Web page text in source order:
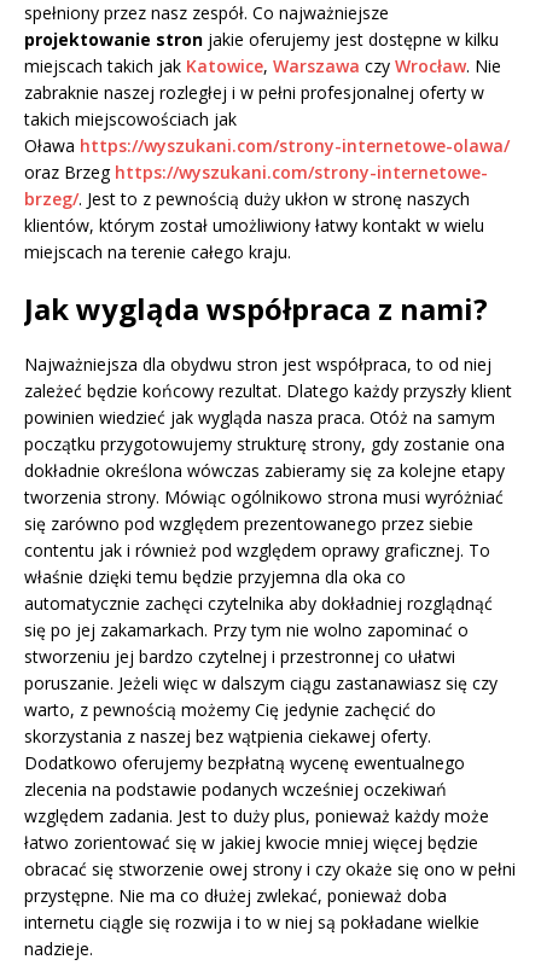
spełniony przez nasz zespół. Co najważniejsze
projektowanie stron jakie oferujemy jest dostępne w kilku
miejscach takich jak Katowice, Warszawa czy Wrocław. Nie
zabraknie naszej rozległej i w pełni profesjonalnej oferty w
takich miejscowościach jak
Oława https://wyszukani.com/strony-internetowe-olawa/
oraz Brzeg https://wyszukani.com/strony-internetowe-
brzeg/. Jest to z pewnością duży ukłon w stronę naszych
klientów, którym został umożliwiony łatwy kontakt w wielu
miejscach na terenie całego kraju.
Jak wygląda współpraca z nami?
Najważniejsza dla obydwu stron jest współpraca, to od niej
zależeć będzie końcowy rezultat. Dlatego każdy przyszły klient
powinien wiedzieć jak wygląda nasza praca. Otóż na samym
początku przygotowujemy strukturę strony, gdy zostanie ona
dokładnie określona wówczas zabieramy się za kolejne etapy
tworzenia strony. Mówiąc ogólnikowo strona musi wyróżniać
się zarówno pod względem prezentowanego przez siebie
contentu jak i również pod względem oprawy graficznej. To
właśnie dzięki temu będzie przyjemna dla oka co
automatycznie zachęci czytelnika aby dokładniej rozglądnąć
się po jej zakamarkach. Przy tym nie wolno zapominać o
stworzeniu jej bardzo czytelnej i przestronnej co ułatwi
poruszanie. Jeżeli więc w dalszym ciągu zastanawiasz się czy
warto, z pewnością możemy Cię jedynie zachęcić do
skorzystania z naszej bez wątpienia ciekawej oferty.
Dodatkowo oferujemy bezpłatną wycenę ewentualnego
zlecenia na podstawie podanych wcześniej oczekiwań
względem zadania. Jest to duży plus, ponieważ każdy może
łatwo zorientować się w jakiej kwocie mniej więcej będzie
obracać się stworzenie owej strony i czy okaże się ono w pełni
przystępne. Nie ma co dłużej zwlekać, ponieważ doba
internetu ciągle się rozwija i to w niej są pokładane wielkie
nadzieje.